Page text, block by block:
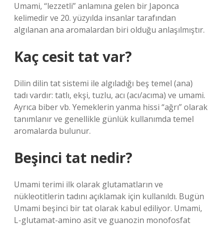
Umami, “lezzetli” anlamına gelen bir Japonca
kelimedir ve 20. yüzyılda insanlar tarafından
algılanan ana aromalardan biri olduğu anlaşılmıştır.
Kaç cesit tat var?
Dilin dilin tat sistemi ile algıladığı beş temel (ana)
tadı vardır: tatlı, ekşi, tuzlu, acı (acı/acıma) ve umami.
Ayrıca biber vb. Yemeklerin yanma hissi “ağrı” olarak
tanımlanır ve genellikle günlük kullanımda temel
aromalarda bulunur.
Beşinci tat nedir?
Umami terimi ilk olarak glutamatların ve
nükleotitlerin tadını açıklamak için kullanıldı. Bugün
Umami beşinci bir tat olarak kabul ediliyor. Umami,
L-glutamat-amino asit ve guanozin monofosfat